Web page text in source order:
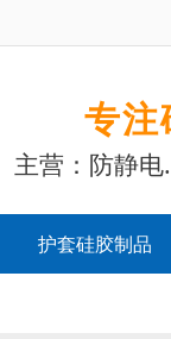
专注
主营：防静
护套硅胶制品